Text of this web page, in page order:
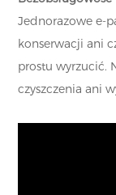
Jednorazowe e-
konserwacji ani
prostu wyrzucić.
czyszczenia ani